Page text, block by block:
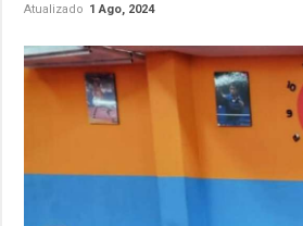
Atualizado 1 Ago, 2024